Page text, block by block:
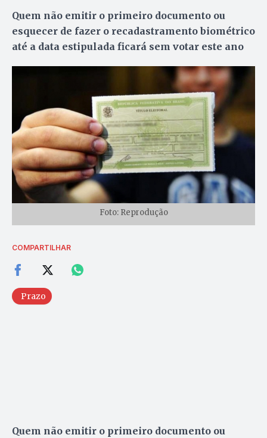
Quem não emitir o primeiro documento ou
esquecer de fazer o recadastramento biométrico
até a data estipulada ficará sem votar este ano
Foto: Reprodução
COMPARTILHAR
Prazo
Quem não emitir o primeiro documento ou